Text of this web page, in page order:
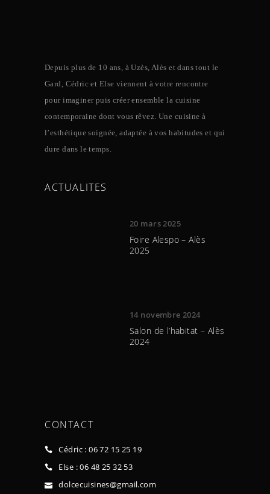
Depuis plus de 10 ans, à Uzès, Alès et dans tout le
Gard, Cédric et Else viennent à votre rencontre
pour imaginer puis créer ensemble la cuisine
contemporaine dont vous rêvez. Une cuisine à
l’esthétique soignée, adaptée à vos habitudes et qui
dure dans le temps.
ACTUALITES
20 mars 2025
Foire Alespo – Alès
2025
14 novembre 2024
Salon de l’habitat – Alès
2024
CONTACT
Cédric : 06 72 15 25 19
Else : 06 48 25 32 53
dolcecuisines@gmail.com